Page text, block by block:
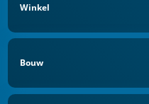
Winkel
Bouw